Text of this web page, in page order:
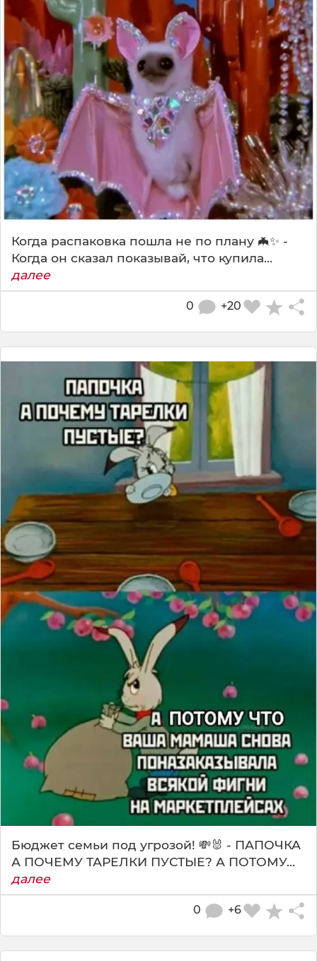
Когда распаковка пошла не по плану 🦇✨ -
Когда он сказал показывай, что купила...
далее
+20
0
Бюджет семьи под угрозой! 💸🐰 - ПАПОЧКА
А ПОЧЕМУ ТАРЕЛКИ ПУСТЫЕ? А ПОТОМУ...
далее
+6
0